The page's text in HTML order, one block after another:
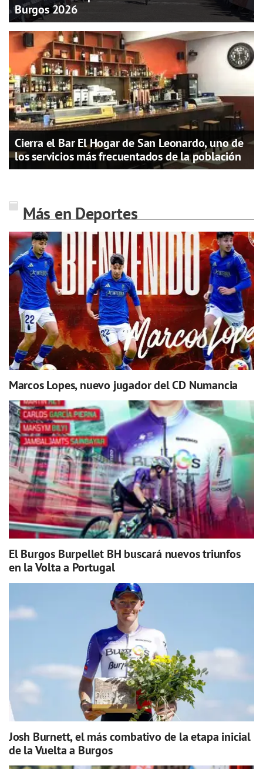
Burgos 2026
Cierra el Bar El Hogar de San Leonardo, uno de
los servicios más frecuentados de la población
Más en Deportes
Marcos Lopes, nuevo jugador del CD Numancia
El Burgos Burpellet BH buscará nuevos triunfos
en la Volta a Portugal
Josh Burnett, el más combativo de la etapa inicial
de la Vuelta a Burgos